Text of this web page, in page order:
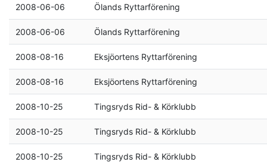
2008-06-06 Ölands Ryttarförening
2008-06-06 Ölands Ryttarförening
2008-08-16 Eksjöortens Ryttarförening
2008-08-16 Eksjöortens Ryttarförening
2008-10-25 Tingsryds Rid- & Körklubb
2008-10-25 Tingsryds Rid- & Körklubb
2008-10-25 Tingsryds Rid- & Körklubb